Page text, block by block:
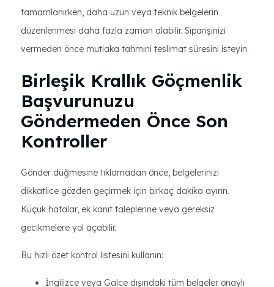
tamamlanırken, daha uzun veya teknik belgelerin
düzenlenmesi daha fazla zaman alabilir. Siparişinizi
vermeden önce mutlaka tahmini teslimat süresini isteyin.
Birleşik Krallık Göçmenlik
Başvurunuzu
Göndermeden Önce Son
Kontroller
Gönder düğmesine tıklamadan önce, belgelerinizi
dikkatlice gözden geçirmek için birkaç dakika ayırın.
Küçük hatalar, ek kanıt taleplerine veya gereksiz
gecikmelere yol açabilir.
Bu hızlı özet kontrol listesini kullanın:
İngilizce veya Galce dışındaki tüm belgeler onaylı